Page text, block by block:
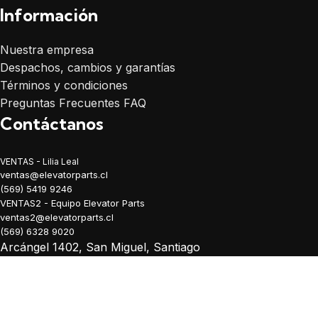
Información
Nuestra empresa
Despachos, cambios y garantías
Términos y condiciones
Preguntas Frecuentes FAQ
Contáctanos
VENTAS - Lilia Leal
ventas@elevatorparts.cl
(569) 5419 9246
VENTAS2 - Equipo Elevator Parts
ventas2@elevatorparts.cl
(569) 6328 9020
Arcángel 1402, San Miguel, Santiago